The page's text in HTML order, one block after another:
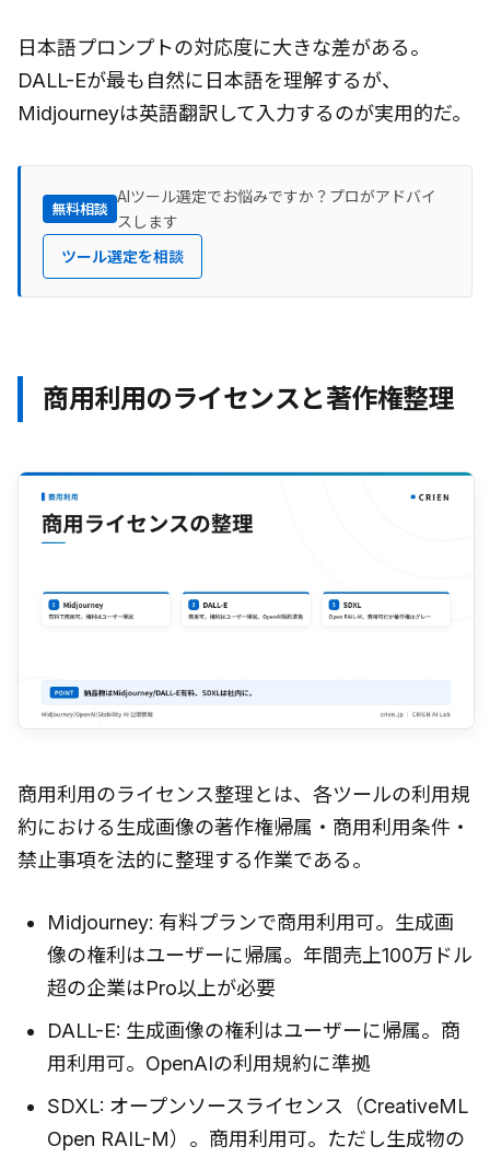
日本語プロンプトの対応度に大きな差がある。
DALL-Eが最も自然に日本語を理解するが、
Midjourneyは英語翻訳して入力するのが実用的だ。
無料相談
AIツール選定でお悩みですか？プロがアドバイ
スします
ツール選定を相談
商用利用のライセンスと著作権整理
商用利用のライセンス整理とは、各ツールの利用規
約における生成画像の著作権帰属・商用利用条件・
禁止事項を法的に整理する作業である。
Midjourney: 有料プランで商用利用可。生成画
像の権利はユーザーに帰属。年間売上100万ドル
超の企業はPro以上が必要
DALL-E: 生成画像の権利はユーザーに帰属。商
用利用可。OpenAIの利用規約に準拠
SDXL: オープンソースライセンス（CreativeML
Open RAIL-M）。商用利用可。ただし生成物の